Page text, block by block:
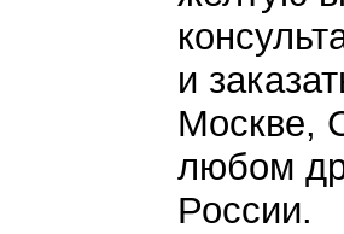
и
Москве,
любом
России.